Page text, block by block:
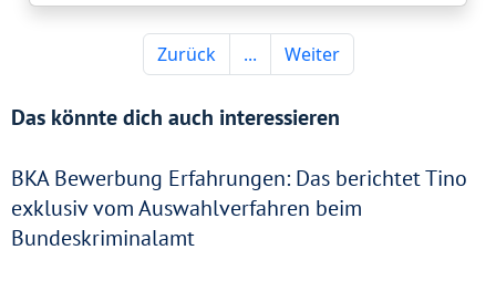
Das könnte dich auch interessieren
BKA Bewerbung Erfahrungen: Das berichtet Tino
exklusiv vom Auswahlverfahren beim
Bundeskriminalamt